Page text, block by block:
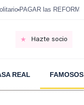
PAGAR las
Hazte socio
REAL FAMOSOS